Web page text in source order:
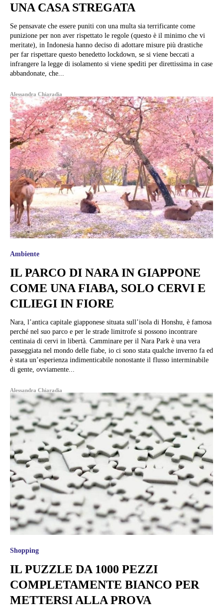
UNA CASA STREGATA
Se pensavate che essere puniti con una multa sia terrificante come
punizione per non aver rispettato le regole (questo è il minimo che vi
meritate), in Indonesia hanno deciso di adottare misure più drastiche
per far rispettare questo benedetto lockdown, se si viene beccati a
infrangere la legge di isolamento si viene spediti per direttissima in case
abbandonate, che...
Alessandra Chiaradia
Ambiente
IL PARCO DI NARA IN GIAPPONE
COME UNA FIABA, SOLO CERVI E
CILIEGI IN FIORE
Nara, l’antica capitale giapponese situata sull’isola di Honshu, è famosa
perché nel suo parco e per le strade limitrofe si possono incontrare
centinaia di cervi in libertà. Camminare per il Nara Park è una vera
passeggiata nel mondo delle fiabe, io ci sono stata qualche inverno fa ed
è stata un’esperienza indimenticabile nonostante il flusso interminabile
di gente, ovviamente...
Alessandra Chiaradia
Shopping
IL PUZZLE DA 1000 PEZZI
COMPLETAMENTE BIANCO PER
METTERSI ALLA PROVA